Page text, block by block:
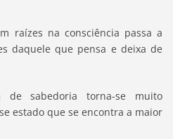
raízes na consciência passa a
daquele que pensa e deixa de
de sabedoria torna-se muito
estado que se encontra a maior